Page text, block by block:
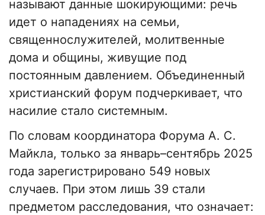
называют данные шокирующими: речь
идет о нападениях на семьи,
священнослужителей, молитвенные
дома и общины, живущие под
постоянным давлением. Объединенный
христианский форум подчеркивает, что
насилие стало системным.
По словам координатора Форума А. С.
Майкла, только за январь–сентябрь 2025
года зарегистрировано 549 новых
случаев. При этом лишь 39 стали
предметом расследования, что означает: